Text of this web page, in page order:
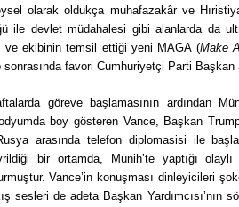
olarak oldukça muhafazakâr ve
ile devlet müdahalesi gibi alanlarda da
ve ekibinin temsil ettiği yeni MAGA (Make
favori Cumhuriyetçi Parti Başkan
göreve başlamasının ardından
boy gösteren Vance, Başkan
arasında telefon diplomasisi ile
bir ortamda, Münih’te yaptığı
Vance’in konuşması dinleyicileri
sesleri de adeta Başkan Yardımcısı’nın